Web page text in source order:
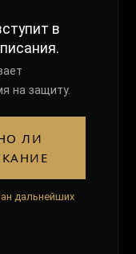
в
на защиту.
ЛИ
дальнейших